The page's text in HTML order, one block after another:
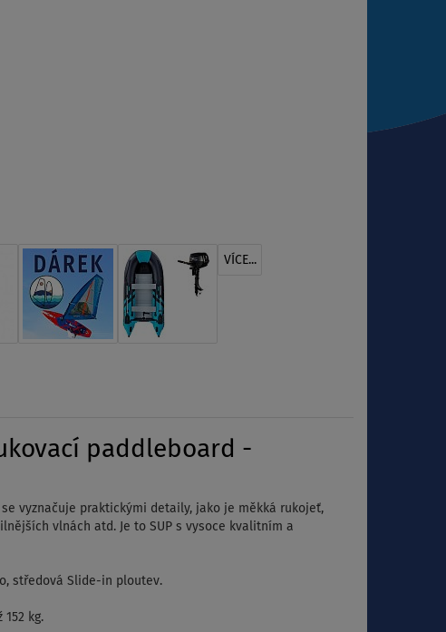
VÍCE...
paddleboard -
vyznačuje praktickými detaily, jako je měkká rukojeť,
vlnách atd. Je to SUP s vysoce kvalitním a
středová Slide-in ploutev.
kg.